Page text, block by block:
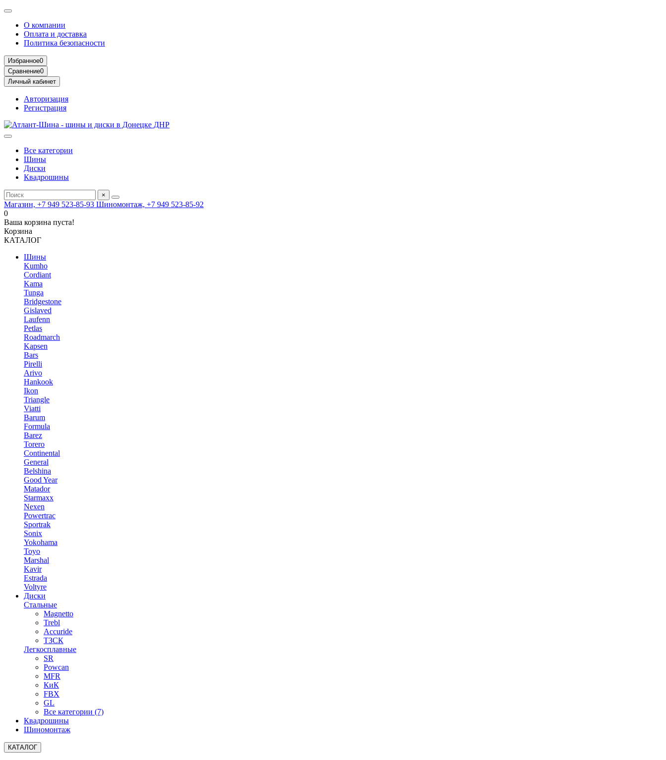
О компании
Оплата и доставка
Политика безопасности
Избранное0
Сравнение0
Личный кабинет
Авторизация
Регистрация
Все категории
Шины
Диски
Квадрошины
×
Магазин, +7 949 523-85-93 Шиномонтаж, +7 949 523-85-92
0
Ваша корзина пуста!
Корзина
КАТАЛОГ
Шины
Kumho
Cordiant
Kama
Tunga
Bridgestone
Gislaved
Laufenn
Petlas
Roadmarch
Kapsen
Bars
Pirelli
Arivo
Hankook
Ikon
Triangle
Viatti
Barum
Formula
Barez
Torero
Continental
General
Belshina
Good Year
Matador
Starmaxx
Nexen
Powertrac
Sportrak
Sonix
Yokohama
Toyo
Marshal
Kavir
Estrada
Voltyre
Диски
Стальные
Magnetto
Trebl
Accuride
ТЗСК
Легкосплавные
SR
Powcan
MFR
КиК
FBX
GL
Все категории (7)
Квадрошины
Шиномонтаж
КАТАЛОГ